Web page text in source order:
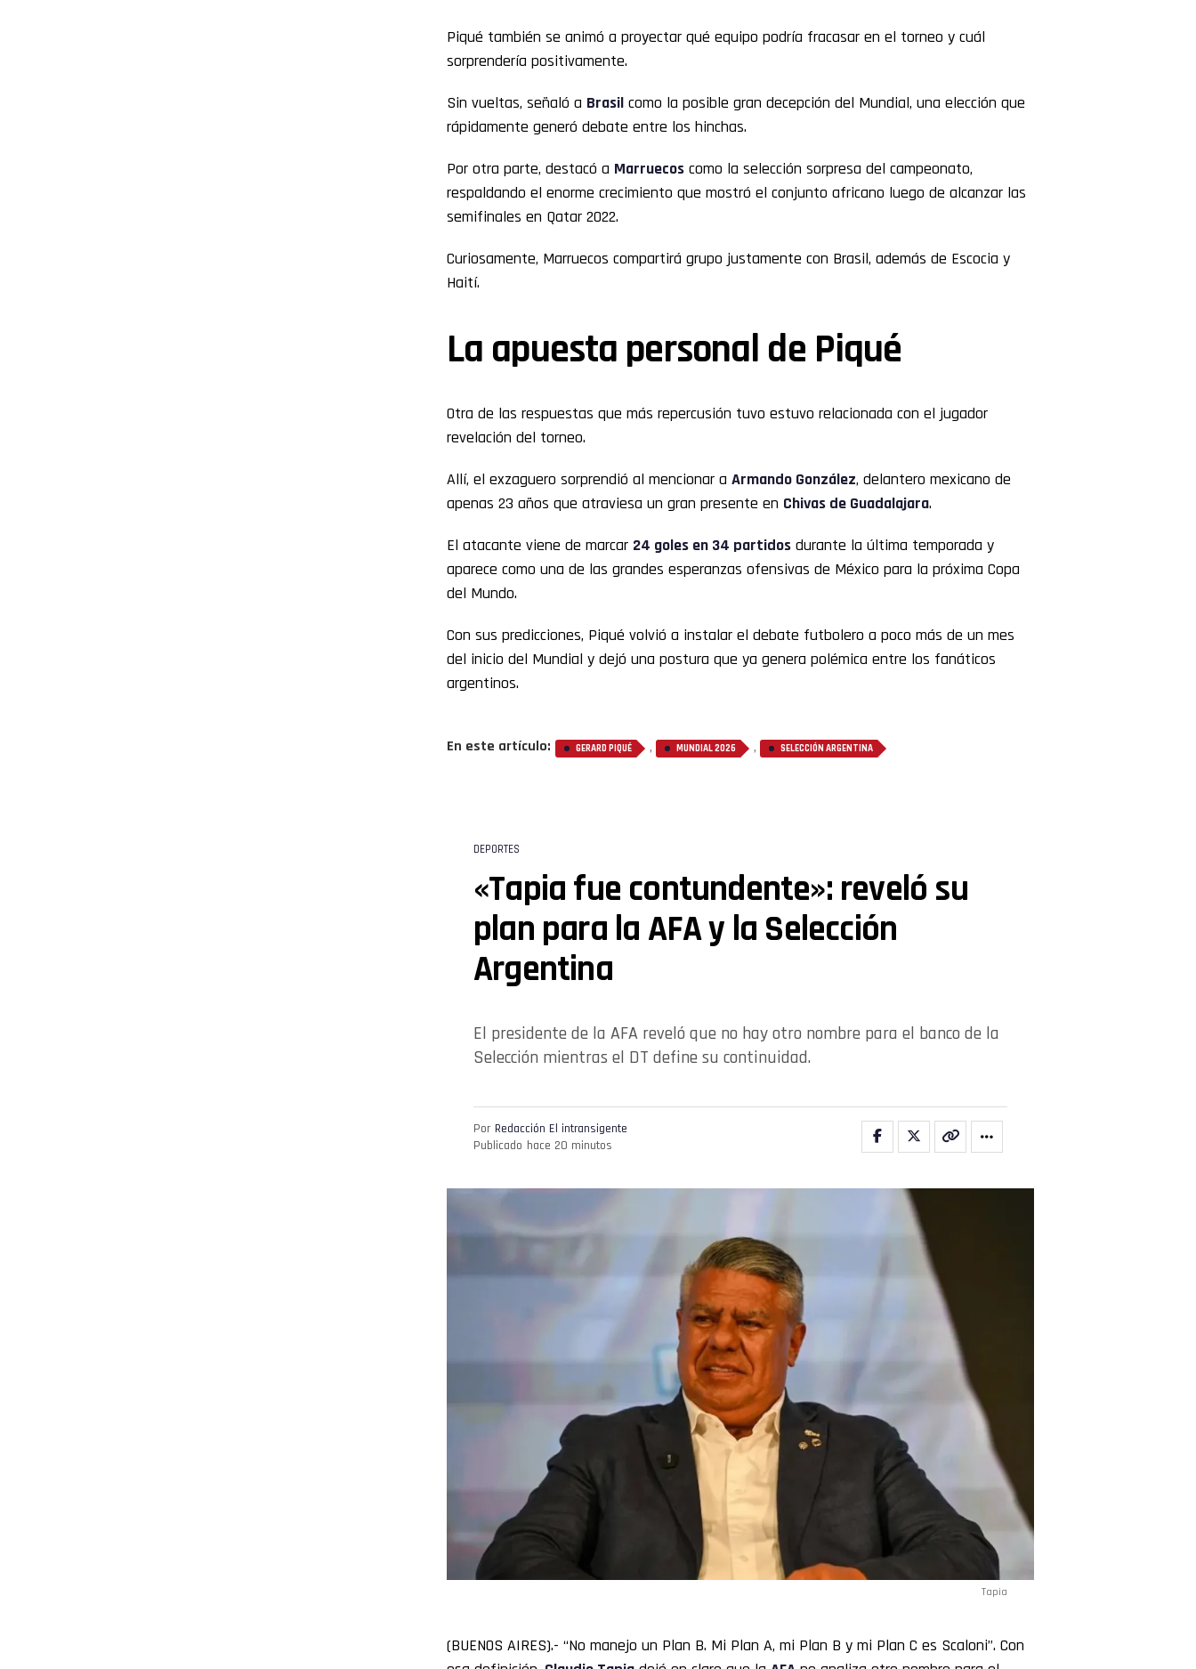
Piqué también se animó a proyectar qué equipo podría fracasar en el torneo y cuál
sorprendería positivamente.
Sin vueltas, señaló a Brasil como la posible gran decepción del Mundial, una elección que
rápidamente generó debate entre los hinchas.
Por otra parte, destacó a Marruecos como la selección sorpresa del campeonato,
respaldando el enorme crecimiento que mostró el conjunto africano luego de alcanzar las
semifinales en Qatar 2022.
Curiosamente, Marruecos compartirá grupo justamente con Brasil, además de Escocia y
Haití.
La apuesta personal de Piqué
Otra de las respuestas que más repercusión tuvo estuvo relacionada con el jugador
revelación del torneo.
Allí, el exzaguero sorprendió al mencionar a Armando González, delantero mexicano de
apenas 23 años que atraviesa un gran presente en Chivas de Guadalajara.
El atacante viene de marcar 24 goles en 34 partidos durante la última temporada y
aparece como una de las grandes esperanzas ofensivas de México para la próxima Copa
del Mundo.
Con sus predicciones, Piqué volvió a instalar el debate futbolero a poco más de un mes
del inicio del Mundial y dejó una postura que ya genera polémica entre los fanáticos
argentinos.
En este artículo: GERARD PIQUÉ , MUNDIAL 2026 , SELECCIÓN ARGENTINA
DEPORTES
«Tapia fue contundente»: reveló su
plan para la AFA y la Selección
Argentina
El presidente de la AFA reveló que no hay otro nombre para el banco de la
Selección mientras el DT define su continuidad.
Por Redacción El intransigente
Publicado hace 20 minutos
Tapia
(BUENOS AIRES).- “No manejo un Plan B. Mi Plan A, mi Plan B y mi Plan C es Scaloni”. Con